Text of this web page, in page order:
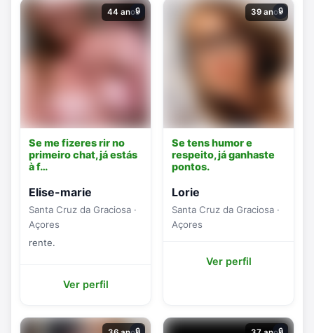
44 anos
🔒
Se me fizeres rir no
primeiro chat, já estás
à f…
Elise-marie
Santa Cruz da Graciosa ·
Açores
rente.
Ver perfil
39 anos
🔒
Se tens humor e
respeito, já ganhaste
pontos.
Lorie
Santa Cruz da Graciosa ·
Açores
Ver perfil
🔒 🔒